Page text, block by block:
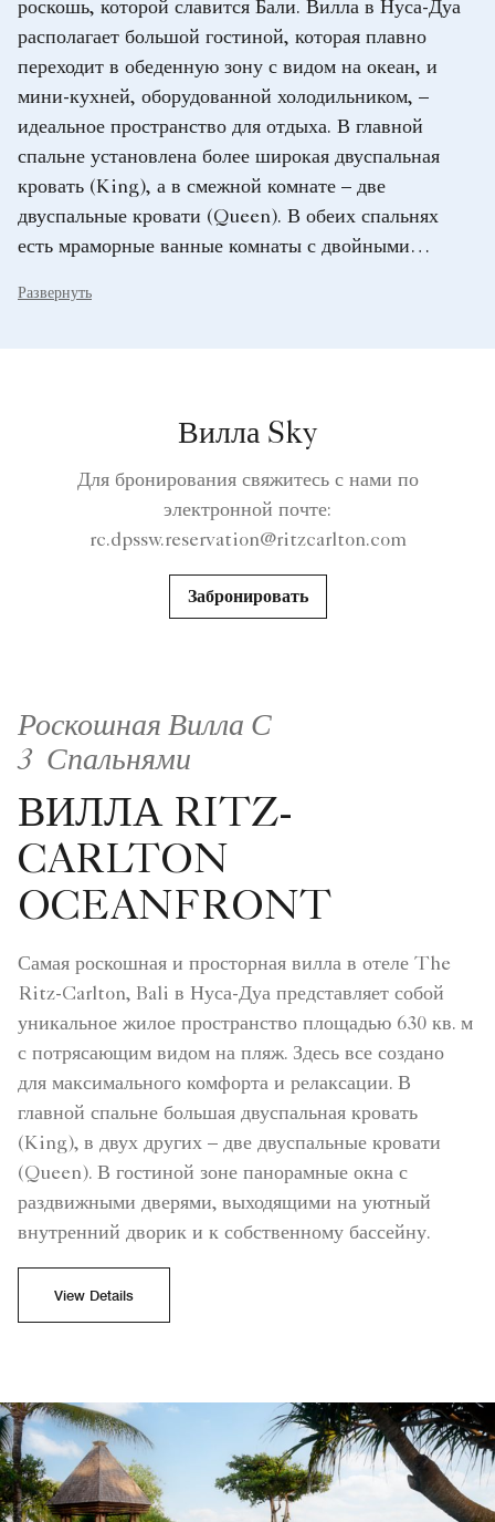
роскошь, которой славится Бали. Вилла в Нуса-Дуа
располагает большой гостиной, которая плавно
переходит в обеденную зону с видом на океан, и
мини-кухней, оборудованной холодильником, –
идеальное пространство для отдыха. В главной
спальне установлена более широкая двуспальная
кровать (King), а в смежной комнате – две
двуспальные кровати (Queen). В обеих спальнях
есть мраморные ванные комнаты с двойными
а также туалетные принадлежности Diptyque,
Развернуть
Вилла Sky
Для бронирования свяжитесь с нами по
электронной почте:
rc.dpssw.reservation@ritzcarlton.com
Забронировать
Роскошная Вилла С
3 Спальнями
ВИЛЛА RITZ-
CARLTON
OCEANFRONT
Самая роскошная и просторная вилла в отеле The
Ritz-Carlton, Bali в Нуса-Дуа представляет собой
уникальное жилое пространство площадью 630 кв. м
с потрясающим видом на пляж. Здесь все создано
для максимального комфорта и релаксации. В
главной спальне большая двуспальная кровать
(King), в двух других – две двуспальные кровати
(Queen). В гостиной зоне панорамные окна с
раздвижными дверями, выходящими на уютный
внутренний дворик и к собственному бассейну.
View Details